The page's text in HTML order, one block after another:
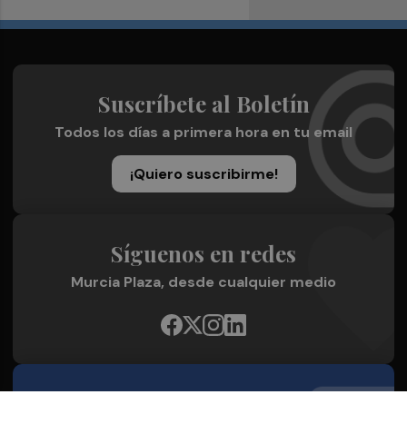
Suscríbete al Boletín
Todos los días a primera hora en tu email
¡Quiero suscribirme!
Síguenos en redes
Murcia Plaza, desde cualquier medio